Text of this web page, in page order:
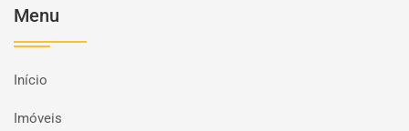
Menu
Início
Imóveis